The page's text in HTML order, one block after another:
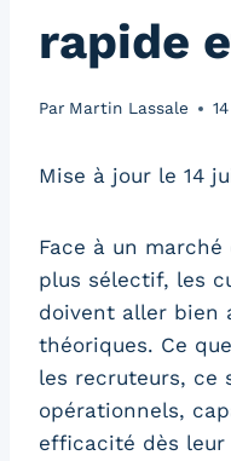
rapide
Par Martin Lassale
Mise à jour le 14
Face à un marché
plus sélectif, les
doivent aller bien
théoriques. Ce
les recruteurs, ce
opérationnels,
efficacité dès leur